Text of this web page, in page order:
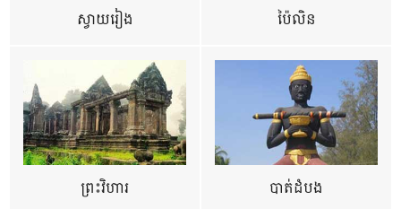
ស្វាយរៀង ប៉ៃលិន
ព្រះវិហារ បាត់ដំបង